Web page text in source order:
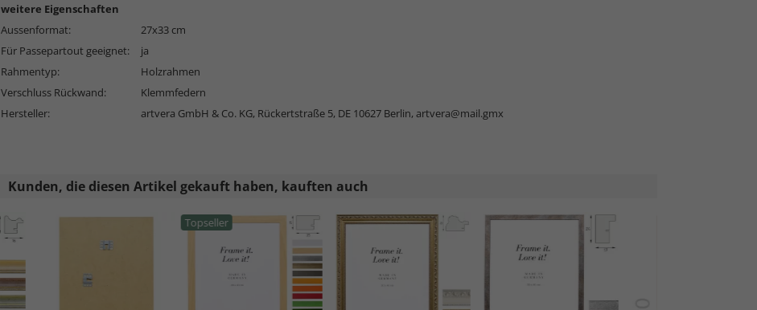
weitere Eigenschaften
Aussenformat:
27x33 cm
Für Passepartout geeignet:
ja
Rahmentyp:
Holzrahmen
Verschluss Rückwand:
Klemmfedern
Hersteller:
artvera GmbH & Co. KG, Rückertstraße 5, DE 10627 Berlin,artvera@mail.gmx
Kunden, die diesen Artikel gekauft haben, kauften auch
Topseller